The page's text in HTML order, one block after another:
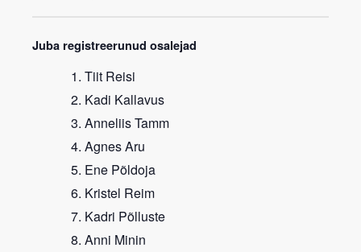
Juba registreerunud osalejad
Tiit Reisi
Kadi Kallavus
Anneliis Tamm
Agnes Aru
Ene Põldoja
Kristel Reim
Kadri Põlluste
Anni Minin